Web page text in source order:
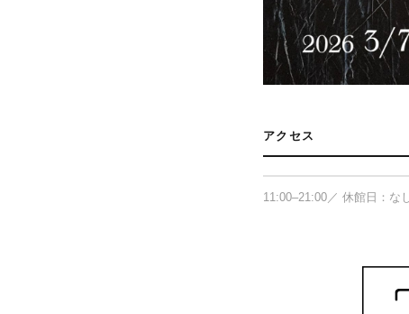
アクセス
〒160-0022 東京都新宿
11:00–21:00／ 休館日：な